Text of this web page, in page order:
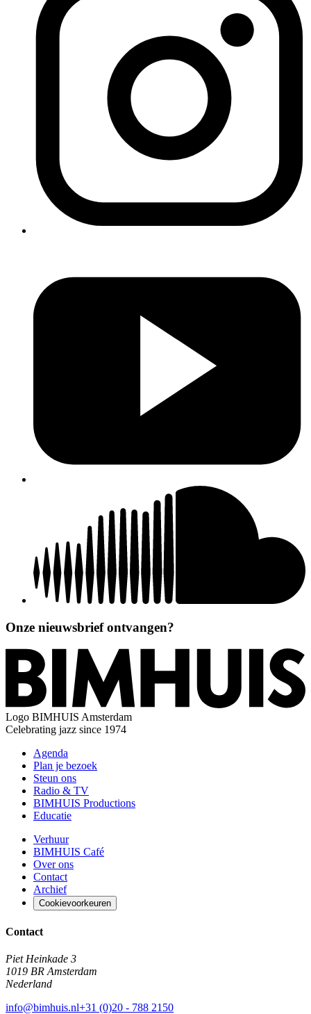
Onze nieuwsbrief ontvangen?
Logo BIMHUIS Amsterdam
Celebrating jazz since 1974
Agenda
Plan je bezoek
Steun ons
Radio & TV
BIMHUIS Productions
Educatie
Verhuur
BIMHUIS Café
Over ons
Contact
Archief
Cookievoorkeuren
Contact
Piet Heinkade 3
1019 BR Amsterdam
Nederland
info@bimhuis.nl+31 (0)20 - 788 2150